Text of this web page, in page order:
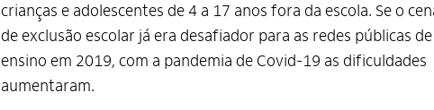
crianças e adolescentes de 4 a 17 anos fora da escola. Se o
de exclusão escolar já era desafiador para as redes públicas de
ensino em 2019, com a pandemia de Covid-19 as dificuldades
aumentaram.